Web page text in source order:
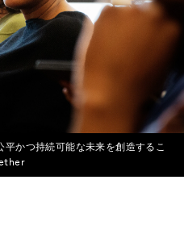
かつ持続可能な未来を創造するこ